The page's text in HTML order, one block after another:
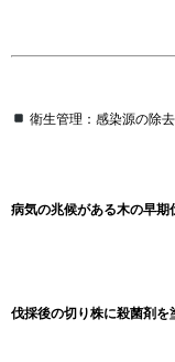
衛生管理：感染源の除去
病気の兆候がある木の早期
伐採後の切り株に殺菌剤を